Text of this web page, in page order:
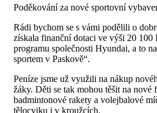
Poděkování za nové sportovní
Rádi bychom se s vámi podělili o
získala finanční dotaci ve výši 20 100
programu společnosti Hyundai, a to
sportem v Paskově“.
Peníze jsme už využili na nákup
žáky. Děti se tak mohou těšit na nové
badmintonové rakety a volejbalové
tělocviku i v kroužcích.